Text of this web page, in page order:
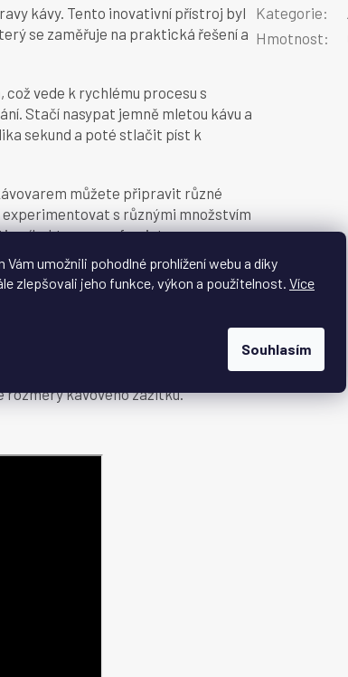
umožnili pohodlné prohlížení webu a díky
zlepšovali jeho funkce, výkon a použitelnost. Více
Souhlasím
kávy. Tento inovativní přístroj byl
se zaměřuje na praktická řešení a
vede k rychlému procesu s
Stačí nasypat jemně mletou kávu a
sekund a poté stlačit píst k
můžete připravit různé
s různými množstvím
a síly, kterou preferujete.
přenosný a nevyžaduje elektrický
ať už jste na kempování, v
a jemných aromat. Jeho
kávy po celém světě.
rozměry kávového zážitku.
Kategorie:
Hmotnost: